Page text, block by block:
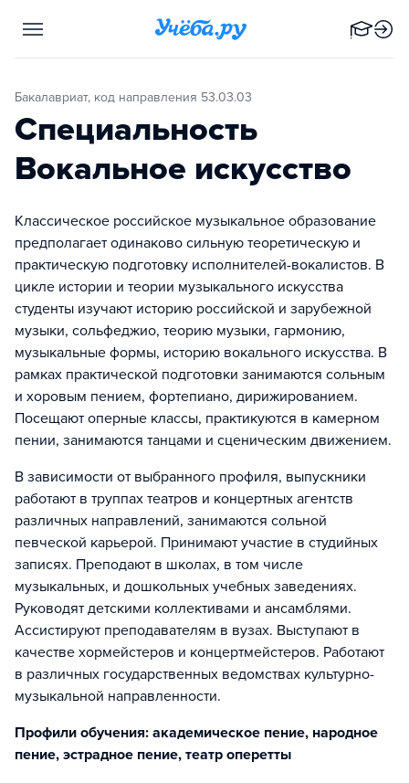
Бакалавриат, код направления 53.03.03
Специальность
Вокальное искусство
Классическое российское музыкальное образование
предполагает одинаково сильную теоретическую и
практическую подготовку исполнителей-вокалистов. В
цикле истории и теории музыкального искусства
студенты изучают историю российской и зарубежной
музыки, сольфеджио, теорию музыки, гармонию,
музыкальные формы, историю вокального искусства. В
рамках практической подготовки занимаются сольным
и хоровым пением, фортепиано, дирижированием.
Посещают оперные классы, практикуются в камерном
пении, занимаются танцами и сценическим движением.
В зависимости от выбранного профиля, выпускники
работают в труппах театров и концертных агентств
различных направлений, занимаются сольной
певческой карьерой. Принимают участие в студийных
записях. Преподают в школах, в том числе
музыкальных, и дошкольных учебных заведениях.
Руководят детскими коллективами и ансамблями.
Ассистируют преподавателям в вузах. Выступают в
качестве хормейстеров и концертмейстеров. Работают
в различных государственных ведомствах культурно-
музыкальной направленности.
Профили обучения: академическое пение, народное
пение, эстрадное пение, театр оперетты